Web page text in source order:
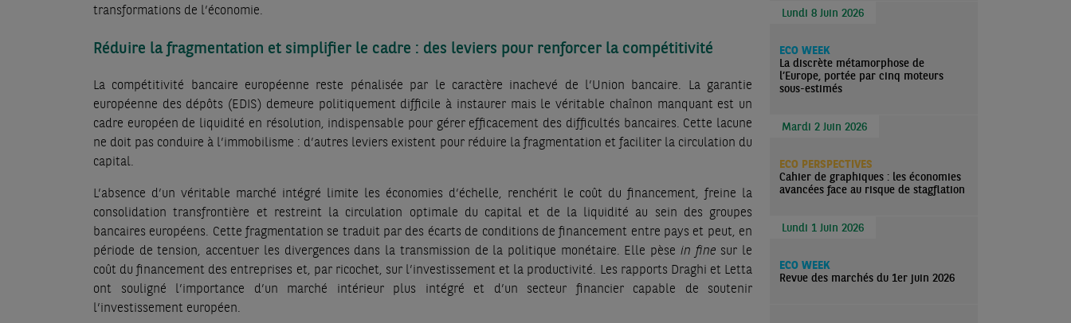
transformations de l’économie.
Réduire la fragmentation et simplifier le cadre : des leviers pour renforcer la compétitivité
La compétitivité bancaire européenne reste pénalisée par le caractère inachevé de l’Union bancaire. La garantie
européenne des dépôts (EDIS) demeure politiquement difficile à instaurer mais le véritable chaînon manquant est un
cadre européen de liquidité en résolution, indispensable pour gérer efficacement des difficultés bancaires. Cette lacune
ne doit pas conduire à l’immobilisme : d’autres leviers existent pour réduire la fragmentation et faciliter la circulation du
capital.
L’absence d’un véritable marché intégré limite les économies d’échelle, renchérit le coût du financement, freine la
consolidation transfrontière et restreint la circulation optimale du capital et de la liquidité au sein des groupes
bancaires européens. Cette fragmentation se traduit par des écarts de conditions de financement entre pays et peut, en
période de tension, accentuer les divergences dans la transmission de la politique monétaire. Elle pèse in fine sur le
coût du financement des entreprises et, par ricochet, sur l’investissement et la productivité. Les rapports Draghi et Letta
ont souligné l’importance d’un marché intérieur plus intégré et d’un secteur financier capable de soutenir
l’investissement européen.
Lundi 8 Juin 2026
ECO WEEK
La discrète métamorphose de
l’Europe, portée par cinq moteurs
sous-estimés
Mardi 2 Juin 2026
ECO PERSPECTIVES
Cahier de graphiques : les économies
avancées face au risque de stagflation
Lundi 1 Juin 2026
ECO WEEK
Revue des marchés du 1er juin 2026